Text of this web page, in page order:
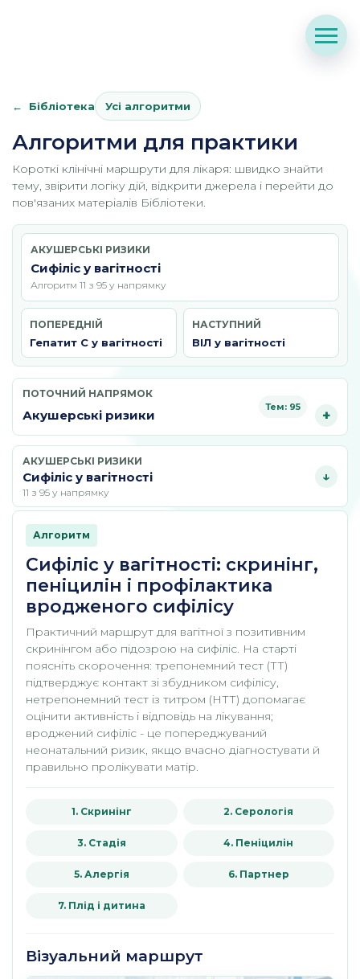
Бібліотека Усі алгоритми
Алгоритми для практики
Короткі клінічні маршрути для лікаря: швидко знайти
тему, звірити логіку дій, відкрити джерела і перейти до
пов'язаних матеріалів Бібліотеки.
ПОПЕРЕДНІЙ
Гепатит C у вагітності
АКУШЕРСЬКІ РИЗИКИ
Сифіліс у вагітності
Алгоритм 11 з 95 у напрямку
НАСТУПНИЙ
ВІЛ у вагітності
ПОТОЧНИЙ НАПРЯМОК
Акушерські ризики
Тем: 95
АКУШЕРСЬКІ РИЗИКИ
Сифіліс у вагітності
11 з 95 у напрямку
Алгоритм
Сифіліс у вагітності: скринінг,
пеніцилін і профілактика
вродженого сифілісу
Практичний маршрут для вагітної з позитивним
скринінгом або підозрою на сифіліс. На старті
поясніть скорочення: трепонемний тест (ТТ)
підтверджує контакт зі збудником сифілісу,
нетрепонемний тест із титром (НТТ) допомагає
оцінити активність і відповідь на лікування;
вроджений сифіліс - це попереджуваний
неонатальний ризик, якщо вчасно діагностувати й
правильно пролікувати матір.
1. Скринінг 2. Серологія
3. Стадія 4. Пеніцилін
5. Алергія 6. Партнер
7. Плід і дитина
Візуальний маршрут